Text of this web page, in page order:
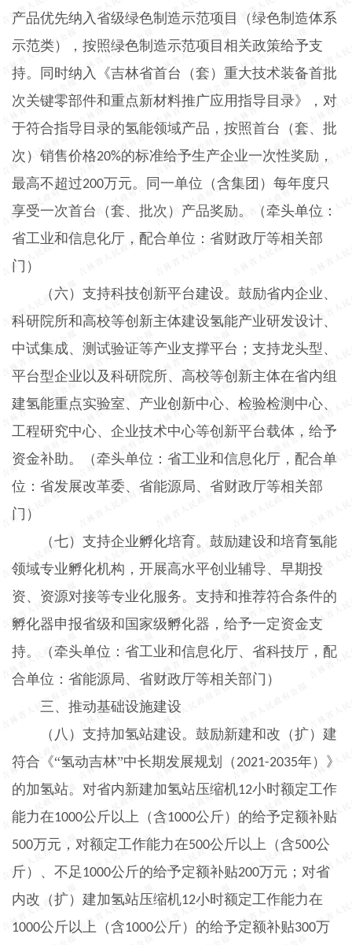
产品优先纳入省级绿色制造示范项目（绿色制造体系
示范类），按照绿色制造示范项目相关政策给予支
持。同时纳入《吉林省首台（套）重大技术装备首批
次关键零部件和重点新材料推广应用指导目录》，对
于符合指导目录的氢能领域产品，按照首台（套、批
次）销售价格20%的标准给予生产企业一次性奖励，
最高不超过200万元。同一单位（含集团）每年度只
享受一次首台（套、批次）产品奖励。（牵头单位：
省工业和信息化厅，配合单位：省财政厅等相关部
门）
（六）支持科技创新平台建设。 鼓励省内企业、
科研院所和高校等创新主体建设氢能产业研发设计、
中试集成、测试验证等产业支撑平台；支持龙头型、
平台型企业以及科研院所、高校等创新主体在省内组
建氢能重点实验室、产业创新中心、检验检测中心、
工程研究中心、企业技术中心等创新平台载体，给予
资金补助。（牵头单位：省工业和信息化厅，配合单
位：省发展改革委、省能源局、省财政厅等相关部
门）
（七）支持企业孵化培育。 鼓励建设和培育氢能
领域专业孵化机构，开展高水平创业辅导、早期投
资、资源对接等专业化服务。支持和推荐符合条件的
孵化器申报省级和国家级孵化器，给予一定资金支
持。（牵头单位：省工业和信息化厅、省科技厅，配
合单位：省能源局、省财政厅等相关部门）
三、推动基础设施建设
（八）支持加氢站建设。 鼓励新建和改（扩）建
符合《“氢动吉林”中长期发展规划（2021-2035年）》
的加氢站。对省内新建加氢站压缩机12小时额定工作
能力在1000公斤以上（含1000公斤）的给予定额补贴
500万元，对额定工作能力在500公斤以上（含500公
斤）、不足1000公斤的给予定额补贴200万元；对省
内改（扩）建加氢站压缩机12小时额定工作能力在
1000公斤以上（含1000公斤）的给予定额补贴300万